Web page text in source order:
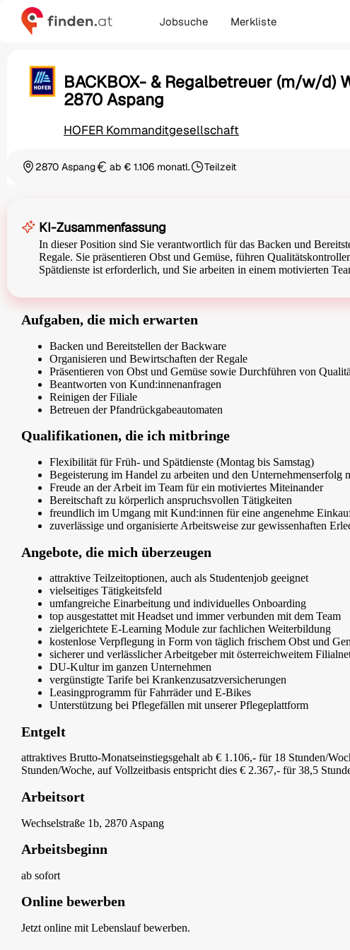
Jobsuche Merkliste
BACKBOX- & Regalbetreuer (m/w/d)
2870 Aspang
HOFER Kommanditgesellschaft
Ortschaft
2870 AspangGehaltab € 1.106 monatl.Beschäftigungsart
Teilzeit
KI-Zusammenfassung
In dieser Position sind Sie verantwortlich für das Backen und
Regale. Sie präsentieren Obst und Gemüse, führen
Spätdienste ist erforderlich, und Sie arbeiten in einem motivierten
Aufgaben, die mich erwarten
Backen und Bereitstellen der Backware
Organisieren und Bewirtschaften der Regale
Präsentieren von Obst und Gemüse sowie Durchführen von
Beantworten von Kund:innenanfragen
Reinigen der Filiale
Betreuen der Pfandrückgabeautomaten
Qualifikationen, die ich mitbringe
Flexibilität für Früh- und Spätdienste (Montag bis Samstag)
Begeisterung im Handel zu arbeiten und den Unternehmenserfolg
Freude an der Arbeit im Team für ein motiviertes Miteinander
Bereitschaft zu körperlich anspruchsvollen Tätigkeiten
freundlich im Umgang mit Kund:innen für eine angenehme
zuverlässige und organisierte Arbeitsweise zur gewissenhaften
Angebote, die mich überzeugen
attraktive Teilzeitoptionen, auch als Studentenjob geeignet
vielseitiges Tätigkeitsfeld
umfangreiche Einarbeitung und individuelles Onboarding
top ausgestattet mit Headset und immer verbunden mit dem Team
zielgerichtete E-Learning Module zur fachlichen Weiterbildung
kostenlose Verpflegung in Form von täglich frischem Obst und
sicherer und verlässlicher Arbeitgeber mit österreichweitem
DU-Kultur im ganzen Unternehmen
vergünstigte Tarife bei Krankenzusatzversicherungen
Leasingprogramm für Fahrräder und E-Bikes
Unterstützung bei Pflegefällen mit unserer Pflegeplattform
Entgelt
attraktives Brutto-Monatseinstiegsgehalt ab € 1.106,- für 18 Stunden/
Stunden/Woche, auf Vollzeitbasis entspricht dies € 2.367,- für 38,5
Arbeitsort
Wechselstraße 1b, 2870 Aspang
Arbeitsbeginn
ab sofort
Online bewerben
Jetzt online mit Lebenslauf bewerben.